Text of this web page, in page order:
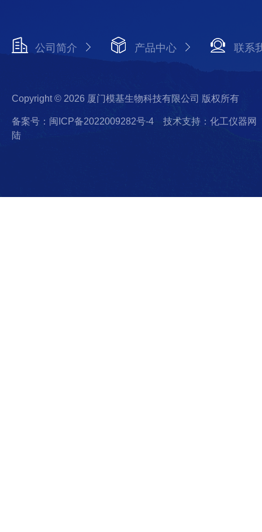
公司简介 产品中心 联系
Copyright © 2026 厦门模基生物科技有限公司 版权所有
备案号：闽ICP备2022009282号-4
技术支持：化工仪器网
陆